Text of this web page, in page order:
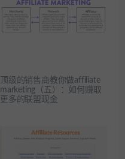
顶级的销售商教你做affiliate
marketing（五）：如何赚取
更多的联盟现金